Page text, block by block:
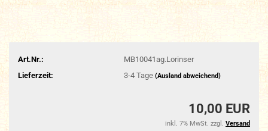
Art.Nr.:
MB10041ag.Lorinser
Lieferzeit:
3-4 Tage (Ausland abweichend)
10,00 EUR
inkl. 7% MwSt. zzgl. Versand